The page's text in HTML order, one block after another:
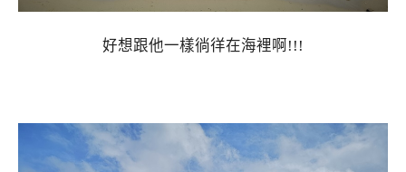
好想跟他一樣徜徉在海裡啊!!!